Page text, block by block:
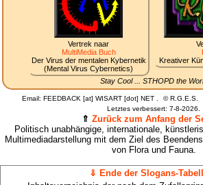
Vertrek naar
MultiMedia Buch
Der Virus der mentalen Kybernetik
(Mental Virus Cybernetics)
Kreativer
Stay Cool ... STHOPD the
Email: FEEDBACK [at] WISART [dot] NET . ©R.G.E.S.
Letztes verbessert: 7-8-2026.
⇑ Zurück zum Anfang der
Politisch unabhängige, internationale,
Multimediadarstellung mit dem Ziel des
von Flora und Fauna.
⇓ Ende der Slogans-